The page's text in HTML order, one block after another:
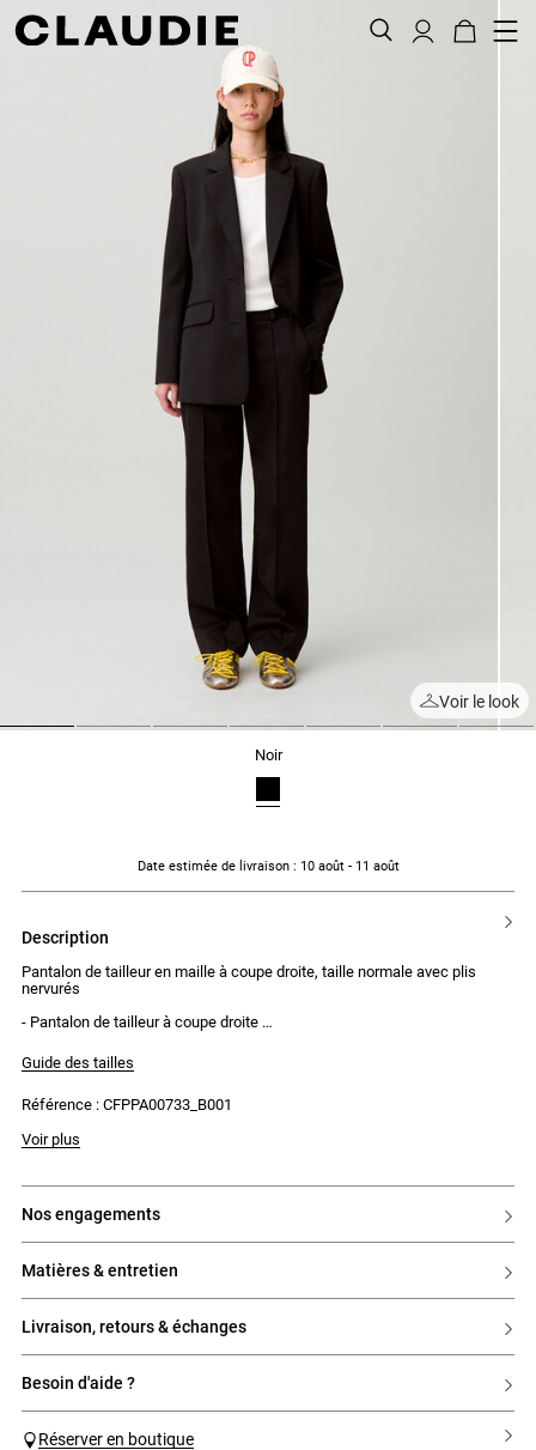
Voir le look
noir
Date estimée de livraison: 10 août - 11 août
description
Pantalon de tailleur en maille à coupe droite, taille normale avec plis
nervurés
- Pantalon de tailleur à coupe droite
- Plis nervurés le long de la jambe
- Fermeture par agrafes et zip
- Deux poches passepoilées au dos
Guide des tailles
Référence : CFPPA00733_B001
Voir plus
nos engagements
matières & entretien
livraison, retours & échanges
besoin d'aide ?
Réserver en boutique